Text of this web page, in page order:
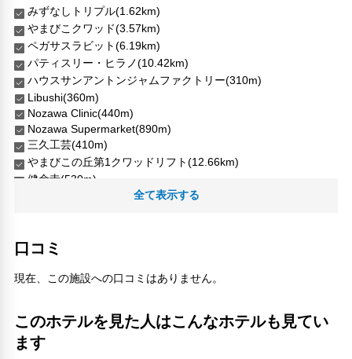
みずなしトリプル(1.62km)
やまびこクワッド(3.57km)
ペガサスラビット(6.19km)
パティスリー・ヒラノ(10.42km)
ハウスサンアントンジャムファクトリー(310m)
Libushi(360m)
Nozawa Clinic(440m)
Nozawa Supermarket(890m)
三久工芸(410m)
やまびこの丘第1クワッドリフト(12.66km)
健命寺(530m)
北竜温泉ファミリースキー場(2.21km)
フキヤ商店(360m)
大湯(380m)
柄澤(600m)
湯沢神社(490m)
真宗寺(10.93km)
全て表示する
口コミ
現在、この施設への口コミはありません。
このホテルを見た人はこんなホテルも見てい
ます